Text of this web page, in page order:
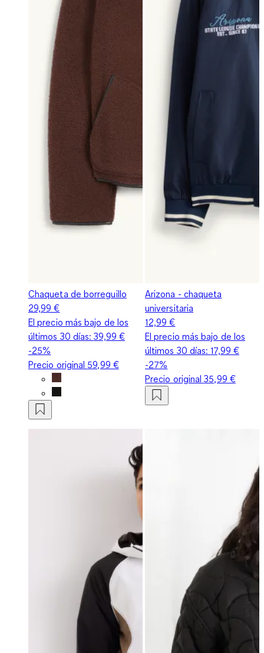
Chaqueta de borreguillo
29,99 €
El precio más bajo de los
últimos 30 días:39,99 €
-25%
Precio original 59,99 €
Arizona - chaqueta
universitaria
12,99 €
El precio más bajo de los
últimos 30 días:17,99 €
-27%
Precio original35,99 €